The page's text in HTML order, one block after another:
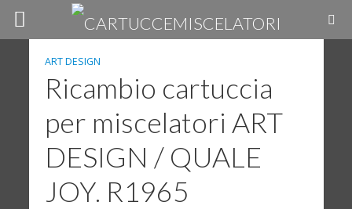
ART DESIGN
Ricambio cartuccia
per miscelatori ART
DESIGN / QUALE
JOY. R1965